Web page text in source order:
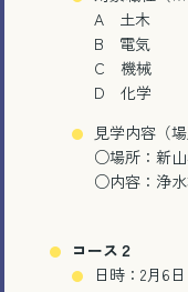
A 土木
B 電気
C 機械
D 化学
見学内容（場
○場所：新
○内容：浄
コース２
日時：2月6